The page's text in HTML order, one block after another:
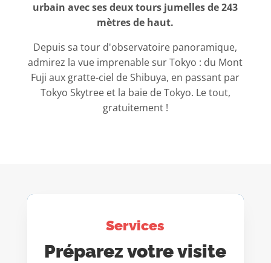
urbain avec ses deux tours jumelles de 243
mètres de haut.
Depuis sa tour d'observatoire panoramique,
admirez la vue imprenable sur Tokyo : du Mont
Fuji aux gratte-ciel de Shibuya, en passant par
Tokyo Skytree et la baie de Tokyo. Le tout,
gratuitement !
Services
Préparez votre visite